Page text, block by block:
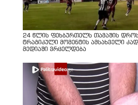
24 წლის ფეხბურთელს თამაშის
ტრაგიკული მომენტის ამსახველი
მედიაში ვრცელდება